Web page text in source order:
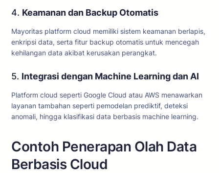
4. Keamanan dan Backup Otomatis
Mayoritas platform cloud memiliki sistem keamanan berlapis,
enkripsi data, serta fitur backup otomatis untuk mencegah
kehilangan data akibat kerusakan perangkat.
5. Integrasi dengan Machine Learning dan AI
Platform cloud seperti Google Cloud atau AWS menawarkan
layanan tambahan seperti pemodelan prediktif, deteksi
anomali, hingga klasifikasi data berbasis machine learning.
Contoh Penerapan Olah Data
Berbasis Cloud